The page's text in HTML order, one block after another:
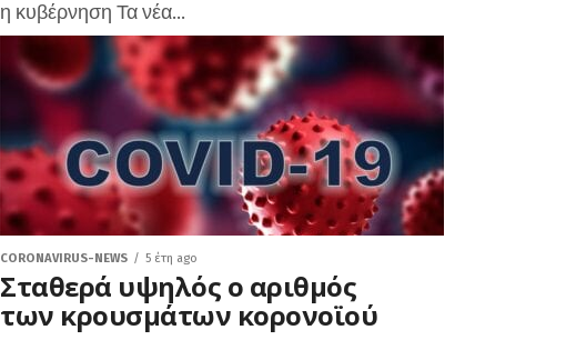
η κυβέρνηση Τα νέα...
CORONAVIRUS-NEWS 5 έτη ago
Σταθερά υψηλός ο αριθμός
των κρουσμάτων κορονοϊού